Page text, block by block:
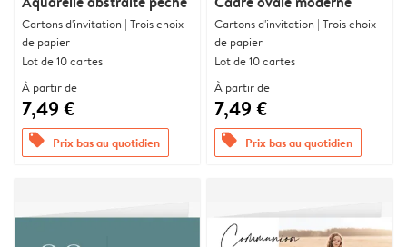
Cartons d'invitation | Trois choix
de papier
Lot de 10 cartes
À partir de
7,49 €
offers Prix bas au quotidien
Cartons d'invitation | Trois choix
de papier
Lot de 10 cartes
À partir de
7,49 €
offers Prix bas au quotidien